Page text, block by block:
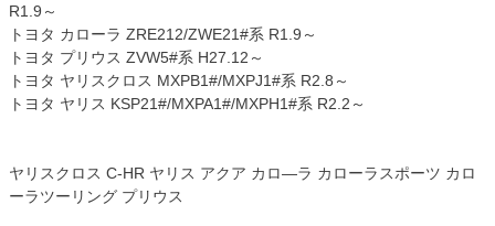
R1.9～
トヨタ カローラ ZRE212/ZWE21#系 R1.9～
トヨタ プリウス ZVW5#系 H27.12～
トヨタ ヤリスクロス MXPB1#/MXPJ1#系 R2.8～
トヨタ ヤリス KSP21#/MXPA1#/MXPH1#系 R2.2～
ヤリスクロス C-HR ヤリス アクア カロ―ラ カローラスポーツ カロ
ーラツーリング プリウス